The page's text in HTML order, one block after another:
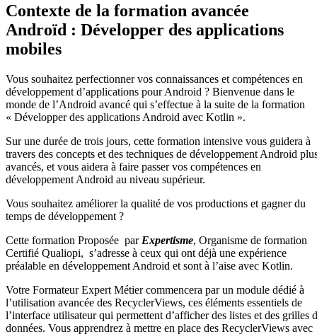
Contexte de la formation avancée
Androïd : Développer des applications
mobiles
Vous souhaitez perfectionner vos connaissances et compétences en
développement d’applications pour Android ? Bienvenue dans le
monde de l’Android avancé qui s’effectue à la suite de la formation
« Développer des applications Android avec Kotlin ».
Sur une durée de trois jours, cette formation intensive vous guidera à
travers des concepts et des techniques de développement Android
avancés, et vous aidera à faire passer vos compétences en
développement Android au niveau supérieur.
Vous souhaitez améliorer la qualité de vos productions et gagner du
temps de développement ?
Cette formation Proposée par Expertisme, Organisme de formation
Certifié Qualiopi, s’adresse à ceux qui ont déjà une expérience
préalable en développement Android et sont à l’aise avec Kotlin.
Votre Formateur Expert Métier commencera par un module dédié à
l’utilisation avancée des RecyclerViews, ces éléments essentiels de
l’interface utilisateur qui permettent d’afficher des listes et des grilles
données. Vous apprendrez à mettre en place des RecyclerViews avec